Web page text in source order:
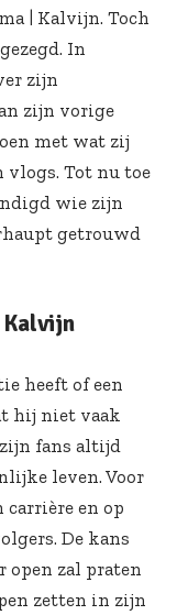
| Kalvijn. Toch
In
zijn
zijn vorige
met wat zij
vlogs. Tot nu toe
wie zijn
getrouwd
Kalvijn
heeft of een
hij niet vaak
fans altijd
leven. Voor
en op
De kans
open zal praten
zetten in zijn